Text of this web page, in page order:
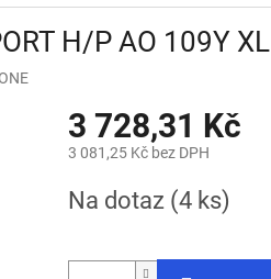
H/P AO 109Y XL
3 728,31 Kč
3 081,25 Kč bez DPH
cena:
Na dotaz (4 ks)